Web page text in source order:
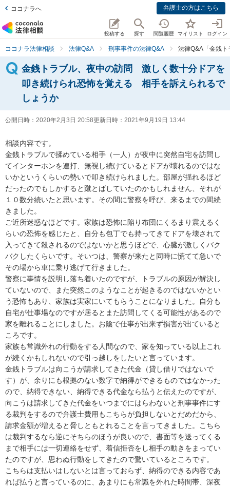
ココナラへ 弁護士の方はこちら
投稿する 探す 閲覧履歴 マイリスト ログイン
ココナラ法律相談 法律Q&A 刑事事件の法律Q&A 法律Q&A「金銭
金銭トラブル、夜中の訪問 激しく数十分ドアを
叩き続けられ恐怖を覚える 相手を訴えられるで
しょうか
公開日時： 2020年2月3日 20:58更新日時： 2021年9月19日 13:44
相談内容です。
金銭トラブルで揉めている相手（一人）が夜中に突然自宅を訪問し
てインターホンを連打、無視し続けているとドアが壊れるのではな
いかというくらいの勢いで叩き続けられました。部屋が揺れるほど
だったのでもしかすると蹴とばしていたのかもしれません、それが
１０数分続いたと思います。その間に警察を呼び、来るまでの間続
きました。
ご近所迷惑なほどです。家族は恐怖に陥り布団にくるまり震えるく
らいの恐怖を感じたと、自分も包丁でも持ってきてドアを壊されて
入ってきて殺されるのではないかと思うほどで、心臓が激しくバク
バクしたくらいです。そいつは、警察が来たと同時に慌てて急いで
その場から車に乗り逃げて行きました。
警察に事情を説明し落ち着いたのですが、トラブルの原因が解決し
ていないので、また突然このようなことが起きるのではないかとい
う恐怖もあり、家族は実家にいてもらうことになりました。自分も
自宅が仕事場なのですが居るとまた訪問してくる可能性があるので
家を離れることにしました。お陰で仕事が出来ず損害が出ていると
ころです。
家族も常識外れの行動をする人間なので、家を知っている以上これ
が続くかもしれないので引っ越しをしたいと言っています。
金銭トラブルは向こうが請求してきた代金（貸し借りではないで
す）が、余りにも根拠のない数字で納得ができるものではなかった
ので、納得できない、納得できる代金なら払うと伝えたのですが、
向こうは請求してきた代金をいつまでにはらわないと刑事事件にす
る裁判をするので弁護士費用もこちらが負担しないとだめだから、
請求金額が増えると脅しともとれることを言ってきました。こちら
は裁判するなら逆にそちらのほうが良いので、書面等を送ってくる
まで相手には一切連絡をせず、着信拒否をし相手の動きをまってい
たのですが、思わぬ行動をしてきたので驚いているところです。
こちらは支払いはしないとは言っておらず、納得のできる内容であ
れば払うと言っているのに、あまりにも常識を外れた時間帯、深夜